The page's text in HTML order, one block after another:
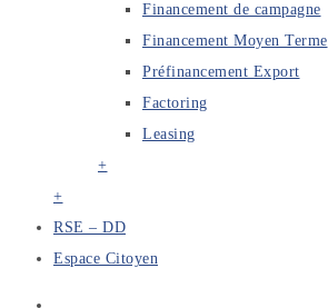
Financement de campagne
Financement Moyen Terme
Préfinancement Export
Factoring
Leasing
+
+
RSE – DD
Espace Citoyen